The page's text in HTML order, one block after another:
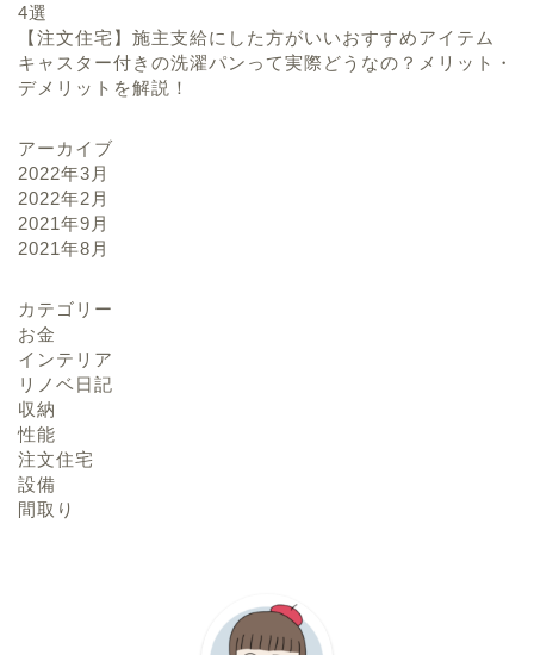
4選
【注文住宅】施主支給にした方がいいおすすめアイテム
キャスター付きの洗濯パンって実際どうなの？メリット・
デメリットを解説！
アーカイブ
2022年3月
2022年2月
2021年9月
2021年8月
カテゴリー
お金
インテリア
リノベ日記
収納
性能
注文住宅
設備
間取り